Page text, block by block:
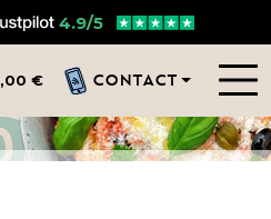
4.9/5
€ CONTACT